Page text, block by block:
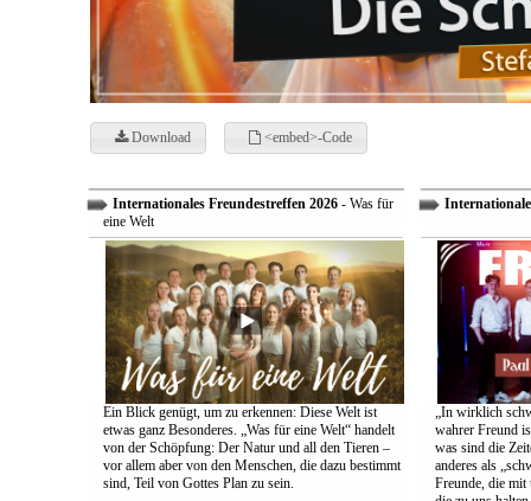
Download <embed>-Code
Internationales Freundestreffen 2026- Was für
eine Welt
Ein Blick genügt, um zu erkennen: Diese Welt ist
etwas ganz Besonderes. „Was für eine Welt“ handelt
von der Schöpfung: Der Natur und all den Tieren –
vor allem aber von den Menschen, die dazu bestimmt
sind, Teil von Gottes Plan zu sein.
„In wirklich
wahrer Freund
was sind die
anderes als
Freunde, die mit